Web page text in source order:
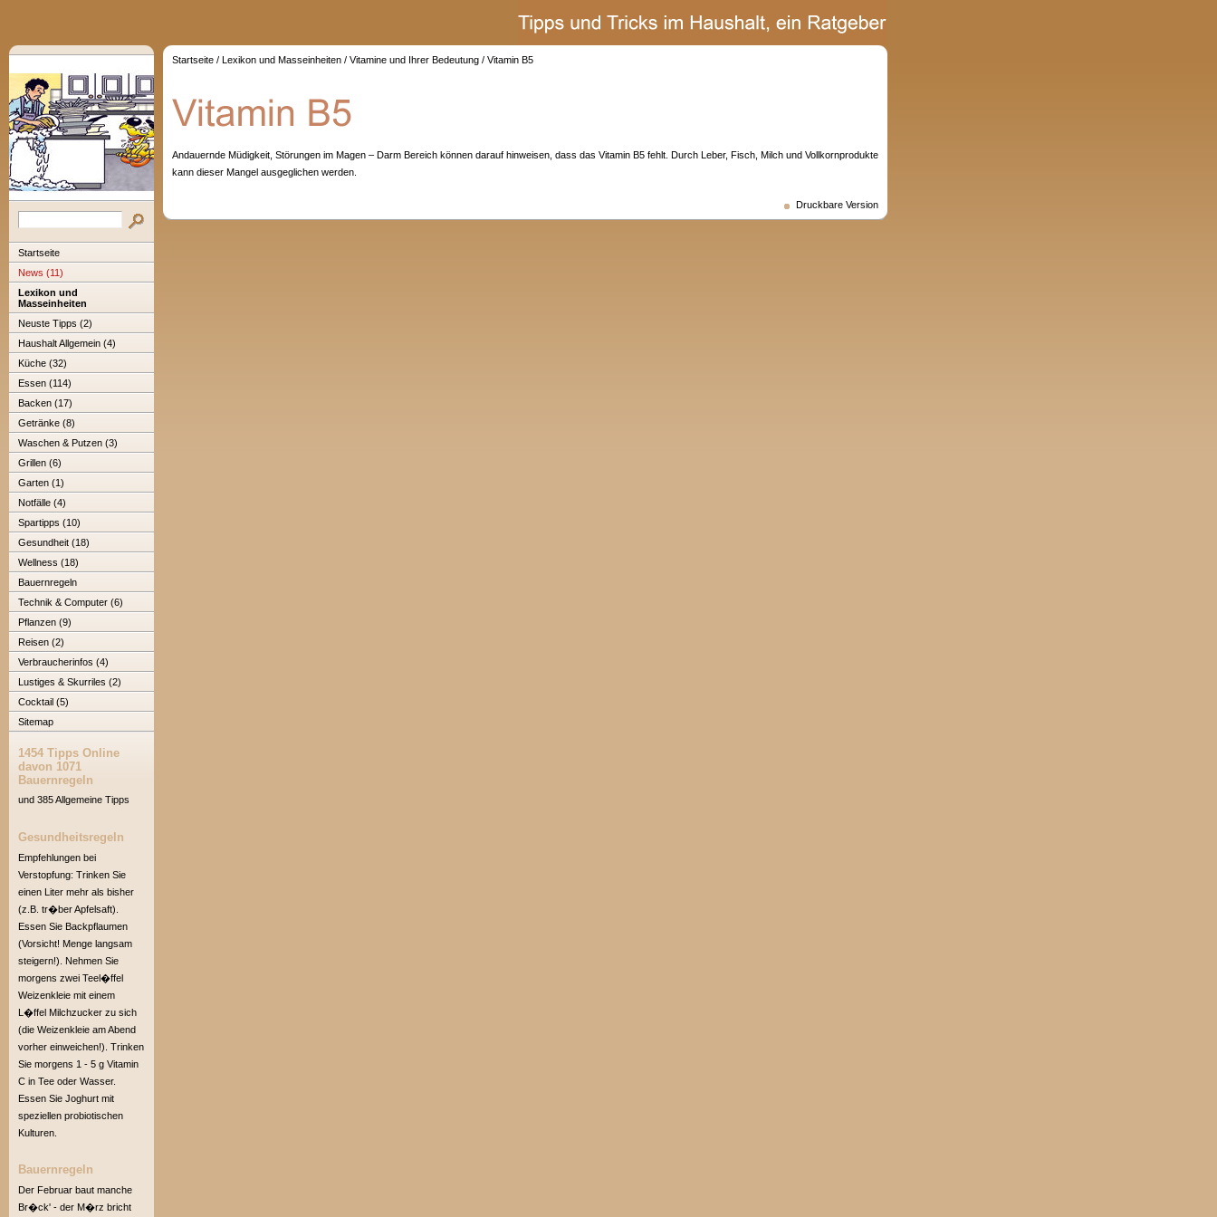
Startseite
News (11)
Lexikon und
Masseinheiten
Neuste Tipps (2)
Haushalt Allgemein (4)
Küche (32)
Essen (114)
Backen (17)
Getränke (8)
Waschen & Putzen (3)
Grillen (6)
Garten (1)
Notfälle (4)
Spartipps (10)
Gesundheit (18)
Wellness (18)
Bauernregeln
Technik & Computer (6)
Pflanzen (9)
Reisen (2)
Verbraucherinfos (4)
Lustiges & Skurriles (2)
Cocktail (5)
Sitemap
1454 Tipps Online
davon 1071
Bauernregeln
und 385 Allgemeine Tipps
Gesundheitsregeln
Empfehlungen bei
Verstopfung: Trinken Sie
einen Liter mehr als bisher
(z.B. tr�ber Apfelsaft).
Essen Sie Backpflaumen
(Vorsicht! Menge langsam
steigern!). Nehmen Sie
morgens zwei Teel�ffel
Weizenkleie mit einem
L�ffel Milchzucker zu sich
(die Weizenkleie am Abend
vorher einweichen!). Trinken
Sie morgens 1 - 5 g Vitamin
C in Tee oder Wasser.
Essen Sie Joghurt mit
speziellen probiotischen
Kulturen.
Bauernregeln
Der Februar baut manche
Br�ck' - der M�rz bricht
Startseite / Lexikon und Masseinheiten / Vitamine und Ihrer Bedeutung / Vitamin B5
Andauernde Müdigkeit, Störungen im Magen – Darm Bereich können darauf hinweisen, dass das Vitamin B5 fehlt. Durch Leber, Fisch, Milch und Vollkornprodukte
kann dieser Mangel ausgeglichen werden.
Druckbare Version